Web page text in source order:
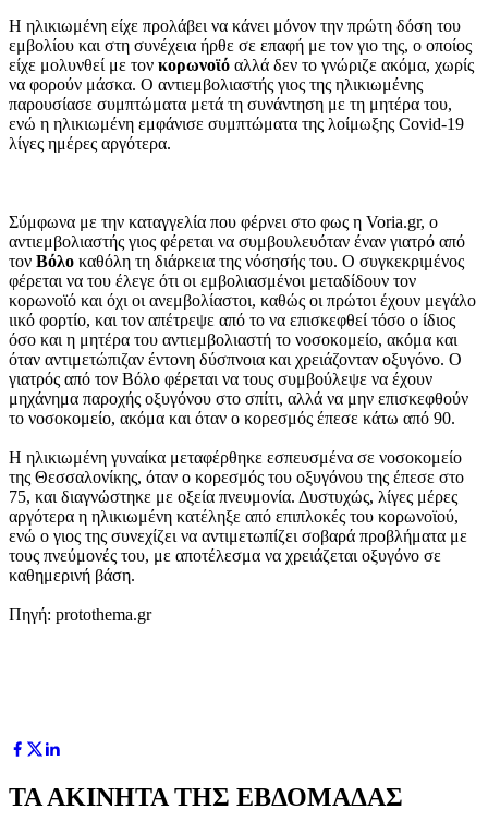
Η ηλικιωμένη είχε προλάβει να κάνει μόνον την πρώτη δόση του
εμβολίου και στη συνέχεια ήρθε σε επαφή με τον γιο της, ο οποίος
είχε μολυνθεί με τον κορωνοϊό αλλά δεν το γνώριζε ακόμα, χωρίς
να φορούν μάσκα. Ο αντιεμβολιαστής γιος της ηλικιωμένης
παρουσίασε συμπτώματα μετά τη συνάντηση με τη μητέρα του,
ενώ η ηλικιωμένη εμφάνισε συμπτώματα της λοίμωξης Covid-19
λίγες ημέρες αργότερα.
Σύμφωνα με την καταγγελία που φέρνει στο φως η Voria.gr, ο
αντιεμβολιαστής γιος φέρεται να συμβουλευόταν έναν γιατρό από
τον Βόλο καθόλη τη διάρκεια της νόσησής του. Ο συγκεκριμένος
φέρεται να του έλεγε ότι οι εμβολιασμένοι μεταδίδουν τον
κορωνοϊό και όχι οι ανεμβολίαστοι, καθώς οι πρώτοι έχουν μεγάλο
ιικό φορτίο, και τον απέτρεψε από το να επισκεφθεί τόσο ο ίδιος
όσο και η μητέρα του αντιεμβολιαστή το νοσοκομείο, ακόμα και
όταν αντιμετώπιζαν έντονη δύσπνοια και χρειάζονταν οξυγόνο. Ο
γιατρός από τον Βόλο φέρεται να τους συμβούλεψε να έχουν
μηχάνημα παροχής οξυγόνου στο σπίτι, αλλά να μην επισκεφθούν
το νοσοκομείο, ακόμα και όταν ο κορεσμός έπεσε κάτω από 90.
Η ηλικιωμένη γυναίκα μεταφέρθηκε εσπευσμένα σε νοσοκομείο
της Θεσσαλονίκης, όταν ο κορεσμός του οξυγόνου της έπεσε στο
75, και διαγνώστηκε με οξεία πνευμονία. Δυστυχώς, λίγες μέρες
αργότερα η ηλικιωμένη κατέληξε από επιπλοκές του κορωνοϊού,
ενώ ο γιος της συνεχίζει να αντιμετωπίζει σοβαρά προβλήματα με
τους πνεύμονές του, με αποτέλεσμα να χρειάζεται οξυγόνο σε
καθημερινή βάση.
Πηγή: protothema.gr
ΤΑ ΑΚΙΝΗΤΑ ΤΗΣ ΕΒΔΟΜΑΔΑΣ